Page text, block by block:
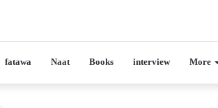
fatawa Naat Books interview More